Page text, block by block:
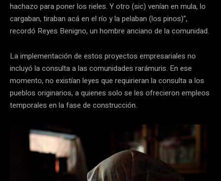
hachazo para poner los rieles. Y otro (sic) venían en mula, lo
cargaban, tiraban acá en el río y la pelaban (los pinos)”,
recordó Reyes Benigno, un hombre anciano de la comunidad.
La implementación de estos proyectos empresariales no
incluyó la consulta a las comunidades rarámuris. En ese
momento, no existían leyes que requirieran la consulta a los
pueblos originarios, a quienes solo se les ofrecieron empleos
temporales en la fase de construcción.